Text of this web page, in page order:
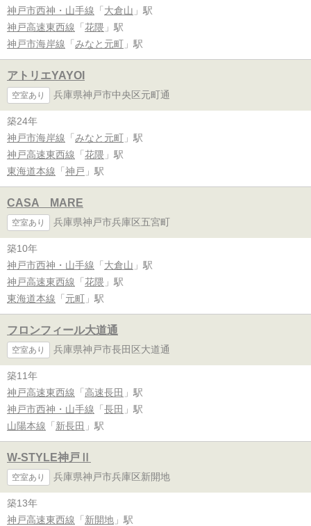
神戸市西神・山手線 「 大倉山 」駅
神戸高速東西線 「 花隈 」駅
神戸市海岸線 「 みなと元町 」駅
アトリエYAYOI
空室あり 兵庫県神戸市中央区元町通
築24年
神戸市海岸線 「 みなと元町 」駅
神戸高速東西線 「 花隈 」駅
東海道本線 「 神戸 」駅
CASA MARE
空室あり 兵庫県神戸市兵庫区五宮町
築10年
神戸市西神・山手線 「 大倉山 」駅
神戸高速東西線 「 花隈 」駅
東海道本線 「 元町 」駅
フロンフィール大道通
空室あり 兵庫県神戸市長田区大道通
築11年
神戸高速東西線 「 高速長田 」駅
神戸市西神・山手線 「 長田 」駅
山陽本線 「 新長田 」駅
W-STYLE神戸Ⅱ
空室あり 兵庫県神戸市兵庫区新開地
築13年
神戸高速東西線 「 新開地 」駅